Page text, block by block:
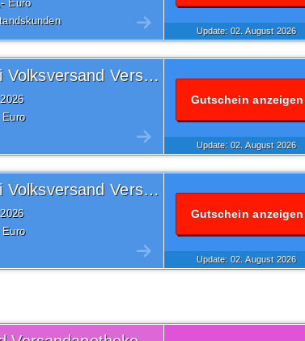
Euro
Update: 02.August2026
Versandkostenfrei Volksversand Versandapotheke Gutschein
Gutschein anzeigen
Update: 02.August2026
Versandkostenfrei Volksversand Versandapotheke Gutschein
Gutschein anzeigen
Update: 02.August2026